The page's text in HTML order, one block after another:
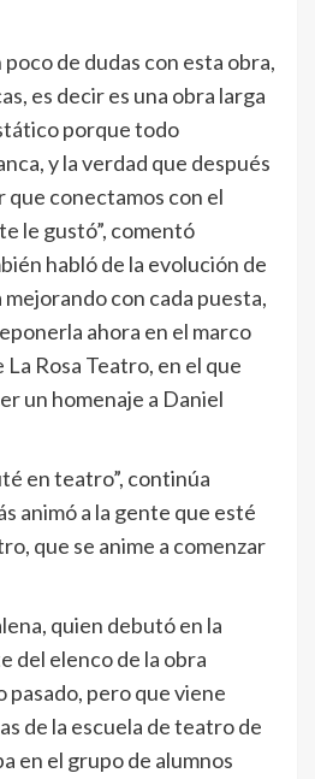
de dudas con esta obra,
es decir es una obra larga
porque todo
y la verdad que después
conectamos con el
le gustó”, comentó
habló de la evolución de
con cada puesta,
ahora en el marco
Rosa Teatro, en el que
un homenaje a Daniel
en teatro”, continúa
animó a la gente que esté
que se anime a comenzar
quien debutó en la
del elenco de la obra
pasado, pero que viene
de la escuela de teatro de
en el grupo de alumnos